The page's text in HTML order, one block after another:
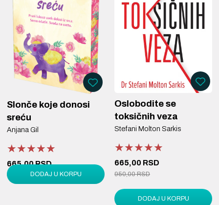
Slonče koje donosi
sreću
Anjana Gil
★★★★★
★★★★★
★★★★★
665,00 RSD
950,00 RSDDODAJ U KORPU
Oslobodite se
toksičnih veza
Stefani Molton Sarkis
★★★★★
★★★★★
★★★★★
665,00 RSD
950,00 RSD
DODAJ U KORPU